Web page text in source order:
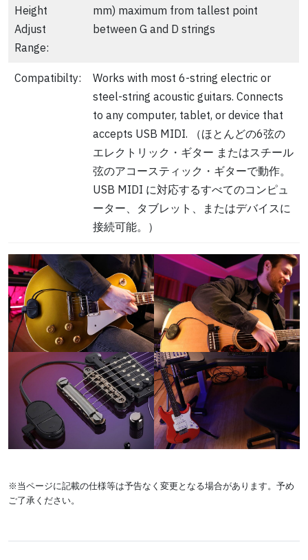
Height
Adjust
Range:
mm) maximum from tallest point
between G and D strings
Compatibilty:
Works with most 6-string electric or
steel-string acoustic guitars. Connects
to any computer, tablet, or device that
accepts USB MIDI. （ほとんどの6弦の
エレクトリック・ギター またはスチール
弦のアコースティック・ギターで動作。
USB MIDI に対応するすべてのコンピュ
ーター、タブレット、またはデバイスに
接続可能。）
※当ページに記載の仕様等は予告なく変更となる場合があります。予め
ご了承ください。